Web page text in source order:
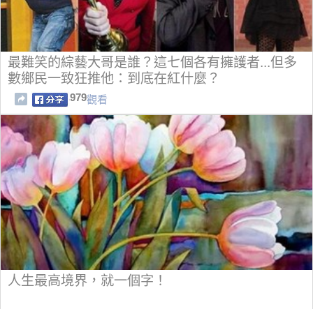
最難笑的綜藝大哥是誰？這七個各有擁護者...但多
數鄉民一致狂推他：到底在紅什麼？
979觀看
人生最高境界，就一個字！